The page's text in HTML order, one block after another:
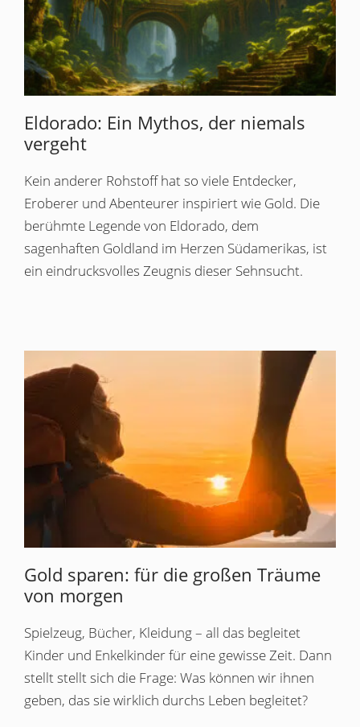
Eldorado: Ein Mythos, der niemals
vergeht
Kein anderer Rohstoff hat so viele Entdecker,
Eroberer und Abenteurer inspiriert wie Gold. Die
berühmte Legende von Eldorado, dem
sagenhaften Goldland im Herzen Südamerikas, ist
ein eindrucksvolles Zeugnis dieser Sehnsucht.
Gold sparen: für die großen Träume
von morgen
Spielzeug, Bücher, Kleidung – all das begleitet
Kinder und Enkelkinder für eine gewisse Zeit. Dann
stellt stellt sich die Frage: Was können wir ihnen
geben, das sie wirklich durchs Leben begleitet?